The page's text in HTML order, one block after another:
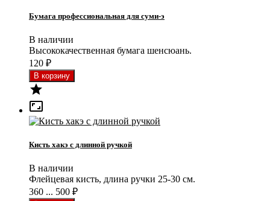
Бумага профессиональная для суми-э
В наличии
Высококачественная бумага шенсюань.
120 ₽


Кисть хакэ с длинной ручкой
В наличии
Флейцевая кисть, длина ручки 25-30 см.
360 ... 500 ₽